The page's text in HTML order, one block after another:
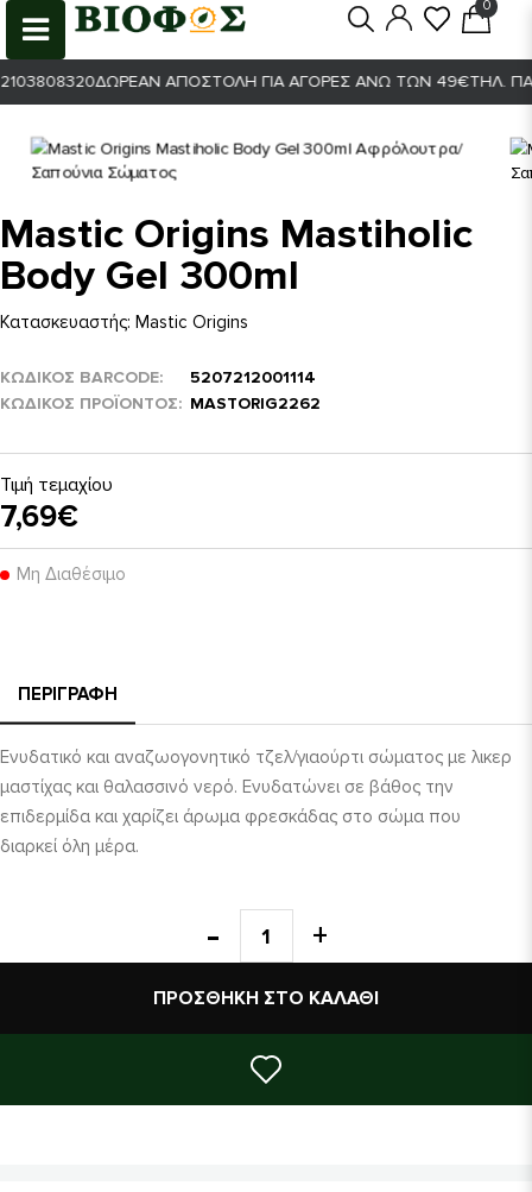
0
ΔΩΡΕΆΝ ΑΠΟΣΤΟΛΉ ΓΙΑ ΑΓΟΡΈΣ ΆΝΩ ΤΩΝ 49€ΤΗΛ.
Mastic Origins Mastiholic
Body Gel 300ml
Κατασκευαστής: Mastic Origins
ΚΩΔΙΚΟΣ BARCODE
5207212001114
ΚΩΔΙΚΌΣ ΠΡΟΪΌΝΤΟΣ
MASTORIG2262
Τιμή τεμαχίου
7,69€
Μη Διαθέσιμο
ΠΕΡΙΓΡΑΦΉ
Ενυδατικό και αναζωογονητικό τζελ/γιαούρτι σώματος με λικερ
μαστίχας και θαλασσινό νερό. Ενυδατώνει σε βάθος την
επιδερμίδα και χαρίζει άρωμα φρεσκάδας στο σώμα που
διαρκεί όλη μέρα.
ΠΡΟΣΘΉΚΗ ΣΤΟ ΚΑΛΆΘΙ